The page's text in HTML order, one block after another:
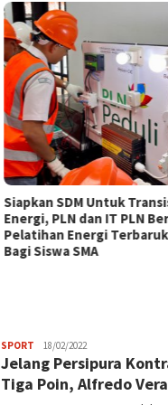
Siapkan SDM Untuk
Energi, PLN dan IT PLN
Pelatihan Energi
Bagi Siswa SMA
SPORT JPatading
18/02/2022
Jelang Persipura
Tiga Poin, Alfredo